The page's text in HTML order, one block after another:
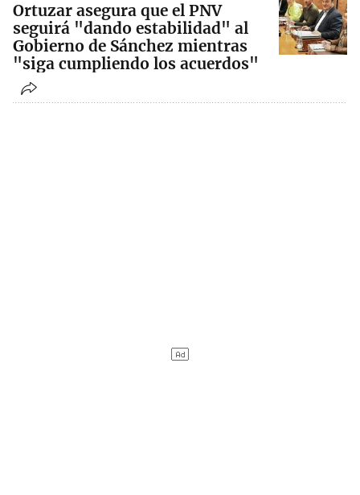
Ortuzar asegura que el PNV
seguirá "dando estabilidad" al
Gobierno de Sánchez mientras
"siga cumpliendo los acuerdos"